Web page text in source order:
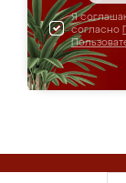
Я
согласно